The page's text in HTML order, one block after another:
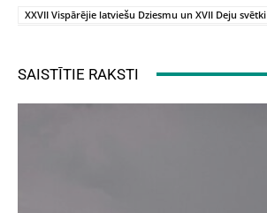
XXVII Vispārējie latviešu Dziesmu un XVII Deju svētki
SAISTĪTIE RAKSTI